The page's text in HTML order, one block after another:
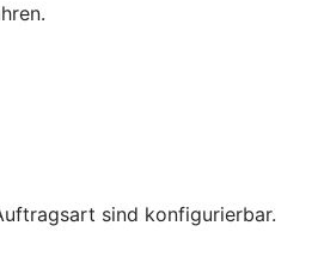
sind konfigurierbar.